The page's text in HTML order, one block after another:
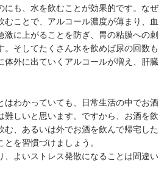
にも、水を飲むことが効果的です。なぜ
むことで、アルコール濃度が薄まり、血
激に上がることを防ぎ、胃の粘膜への刺
。そしてたくさん水を飲めば尿の回数も
体外に出ていくアルコールが増え、肝臓
はわかっていても、日常生活の中でお酒
難しいと思います。ですから、お酒を飲
む、あるいは外でお酒を飲んで帰宅した
を習慣づけましょう。
、よいストレス発散になることは間違い